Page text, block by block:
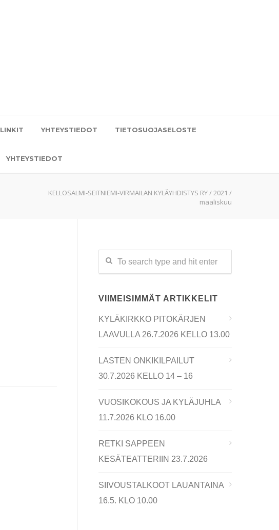
LINKIT YHTEYSTIEDOT TIETOSUOJASELOSTE
YHTEYSTIEDOT
KELLOSALMI-SEITNIEMI-VIRMAILAN KYLÄYHDISTYS RY/2021 /
maaliskuu
VIIMEISIMMÄT ARTIKKELIT
KYLÄKIRKKO PITOKÄRJEN
LAAVULLA 26.7.2026 KELLO 13.00
LASTEN ONKIKILPAILUT
30.7.2026 KELLO 14 – 16
VUOSIKOKOUS JA KYLÄJUHLA
11.7.2026 KLO 16.00
RETKI SAPPEEN
KESÄTEATTERIIN 23.7.2026
SIIVOUSTALKOOT LAUANTAINA
16.5. KLO 10.00